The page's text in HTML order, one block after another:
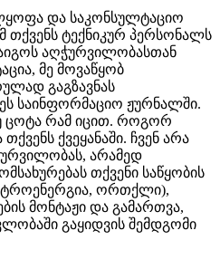
და საკონსულტაციო
თქვენს ტექნიკურ პერსონალს
აღჭურვილობასთან
მე მოვაწყობ
გაგზავნას
საინფორმაციო ჟურნალში.
ცოტა რამ იცით. როგორ
ქვეყანაში. ჩვენ არა
არამედ
თქვენი საწყობის
ორთქლი),
მონტაჟი და გამართვა,
გაყიდვის შემდგომი